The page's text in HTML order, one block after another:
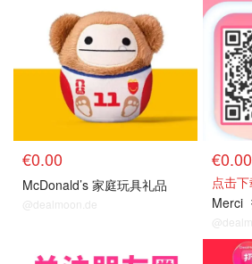
€0.00
McDonald’s 家庭玩具礼品
@dealmoon.de
€0.00
点击下
Merci
关注我们 关注我